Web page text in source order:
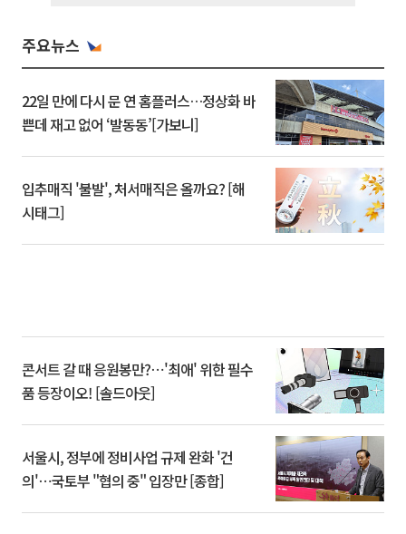
주요뉴스
22일 만에 다시 문 연 홈플러스…정상화 바
쁜데 재고 없어 ‘발동동’[가보니]
입추매직 '불발', 처서매직은 올까요? [해
시태그]
콘서트 갈 때 응원봉만?⋯'최애' 위한 필수
품 등장이오! [솔드아웃]
서울시, 정부에 정비사업 규제 완화 '건
의'⋯국토부 "협의 중" 입장만 [종합]